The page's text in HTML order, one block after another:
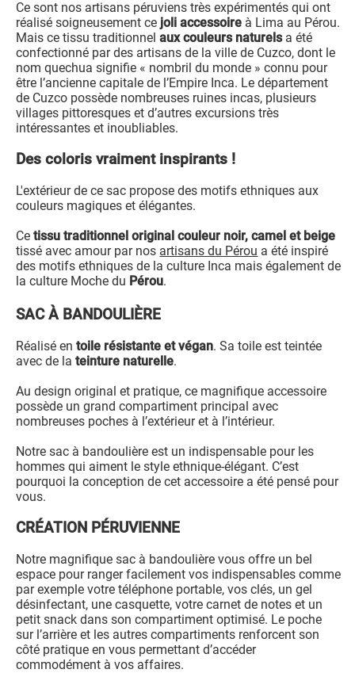
Ce sont nos artisans péruviens très expérimentés qui ont
réalisé soigneusement ce joli accessoire à Lima au Pérou.
Mais ce tissu traditionnelaux couleurs naturelsa été
confectionné par des artisans de la ville de Cuzco, dont le
nom quechua signifie « nombril du monde » connu pour
être l’ancienne capitale de l’Empire Inca. Le département
de Cuzco possède nombreuses ruines incas, plusieurs
villages pittoresques et d’autres excursions très
intéressantes et inoubliables.
Des coloris vraiment inspirants !
L'extérieur de ce sac propose des motifs ethniques aux
couleurs magiques et élégantes.
Cetissu traditionnel original couleur noir, camel et beige
tissé avec amour par nos artisans du Pérou a été inspiré
des motifs ethniques de la culture Inca mais également de
la culture Moche du Pérou.
SAC À BANDOULIÈRE
Réalisé entoile résistante et végan. Sa toile est teintée
avec de lateinture naturelle.
Au design original et pratique, ce magnifique accessoire
possède un grand compartiment principal avec
nombreuses poches à l’extérieur et à l’intérieur.
Notre sac à bandoulière est un indispensable pour les
hommes qui aiment le style ethnique-élégant. C’est
pourquoi la conception de cet accessoire a été pensé pour
vous.
CRÉATION PÉRUVIENNE
Notre magnifique sac à bandoulière vous offre un bel
espace pour ranger facilement vos indispensables comme
par exemple votre téléphone portable, vos clés, un gel
désinfectant, une casquette, votre carnet de notes et un
petit snack dans son compartiment optimisé. Le poche
sur l’arrière et les autres compartiments renforcent son
côté pratique en vous permettant d’accéder
commodément à vos affaires.